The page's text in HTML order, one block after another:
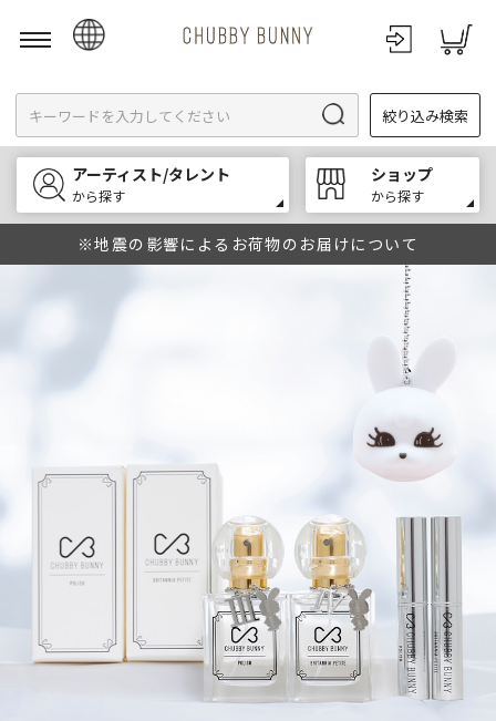
English
한국어
中文
絞り込み検索
アーティスト/タレント
から探す
ショップ
から探す
※地震の影響によるお荷物のお届けについて